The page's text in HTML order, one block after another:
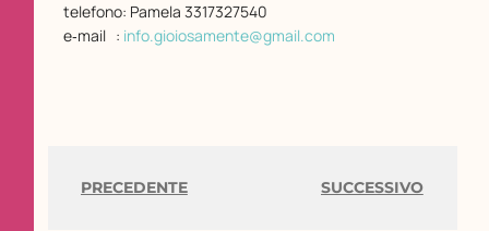
telefono: Pamela 3317327540
e‑mail : info.gioiosamente@gmail.com
PRECEDENTE SUCCESSIVO